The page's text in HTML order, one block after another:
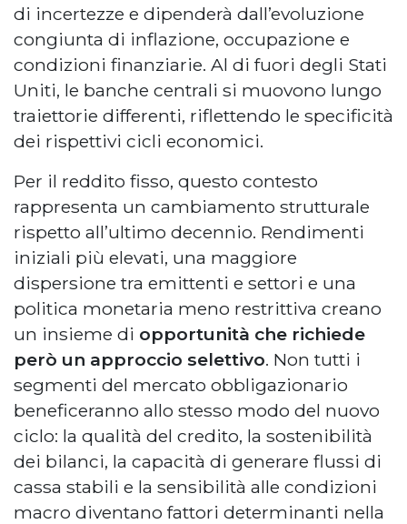
di incertezze e dipenderà dall’evoluzione
congiunta di inflazione, occupazione e
condizioni finanziarie. Al di fuori degli Stati
Uniti, le banche centrali si muovono lungo
traiettorie differenti, riflettendo le specificità
dei rispettivi cicli economici.
Per il reddito fisso, questo contesto
rappresenta un cambiamento strutturale
rispetto all’ultimo decennio. Rendimenti
iniziali più elevati, una maggiore
dispersione tra emittenti e settori e una
politica monetaria meno restrittiva creano
un insieme di opportunità che richiede
però un approccio selettivo. Non tutti i
segmenti del mercato obbligazionario
beneficeranno allo stesso modo del nuovo
ciclo: la qualità del credito, la sostenibilità
dei bilanci, la capacità di generare flussi di
cassa stabili e la sensibilità alle condizioni
macro diventano fattori determinanti nella